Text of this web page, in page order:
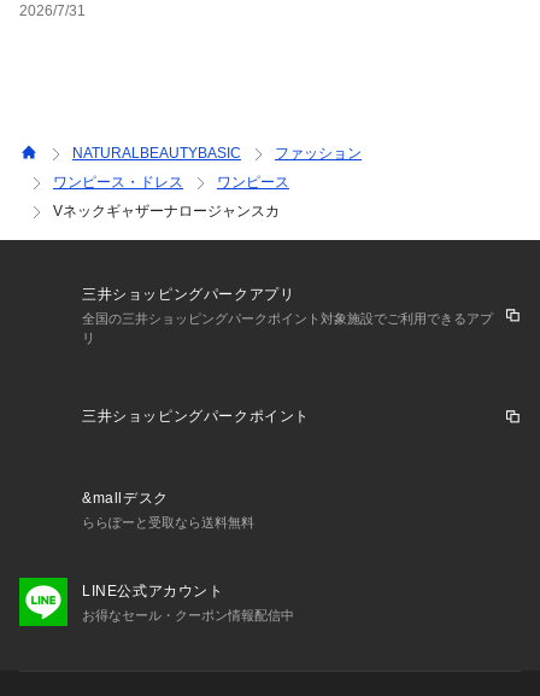
2026/7/31
NATURALBEAUTYBASIC
ファッション
ワンピース・ドレス
ワンピース
Vネックギャザーナロージャンスカ
三井ショッピングパークアプリ
全国の三井ショッピングパークポイント対象施設でご利用できるアプ
リ
三井ショッピングパークポイント
&mallデスク
ららぽーと受取なら送料無料
LINE公式アカウント
お得なセール・クーポン情報配信中